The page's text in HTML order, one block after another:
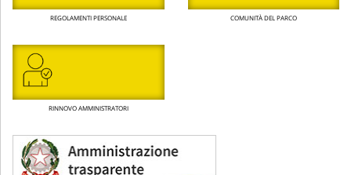
REGOLAMENTI PERSONALE COMUNITÀ DEL PARCO
RINNOVO AMMINISTRATORI